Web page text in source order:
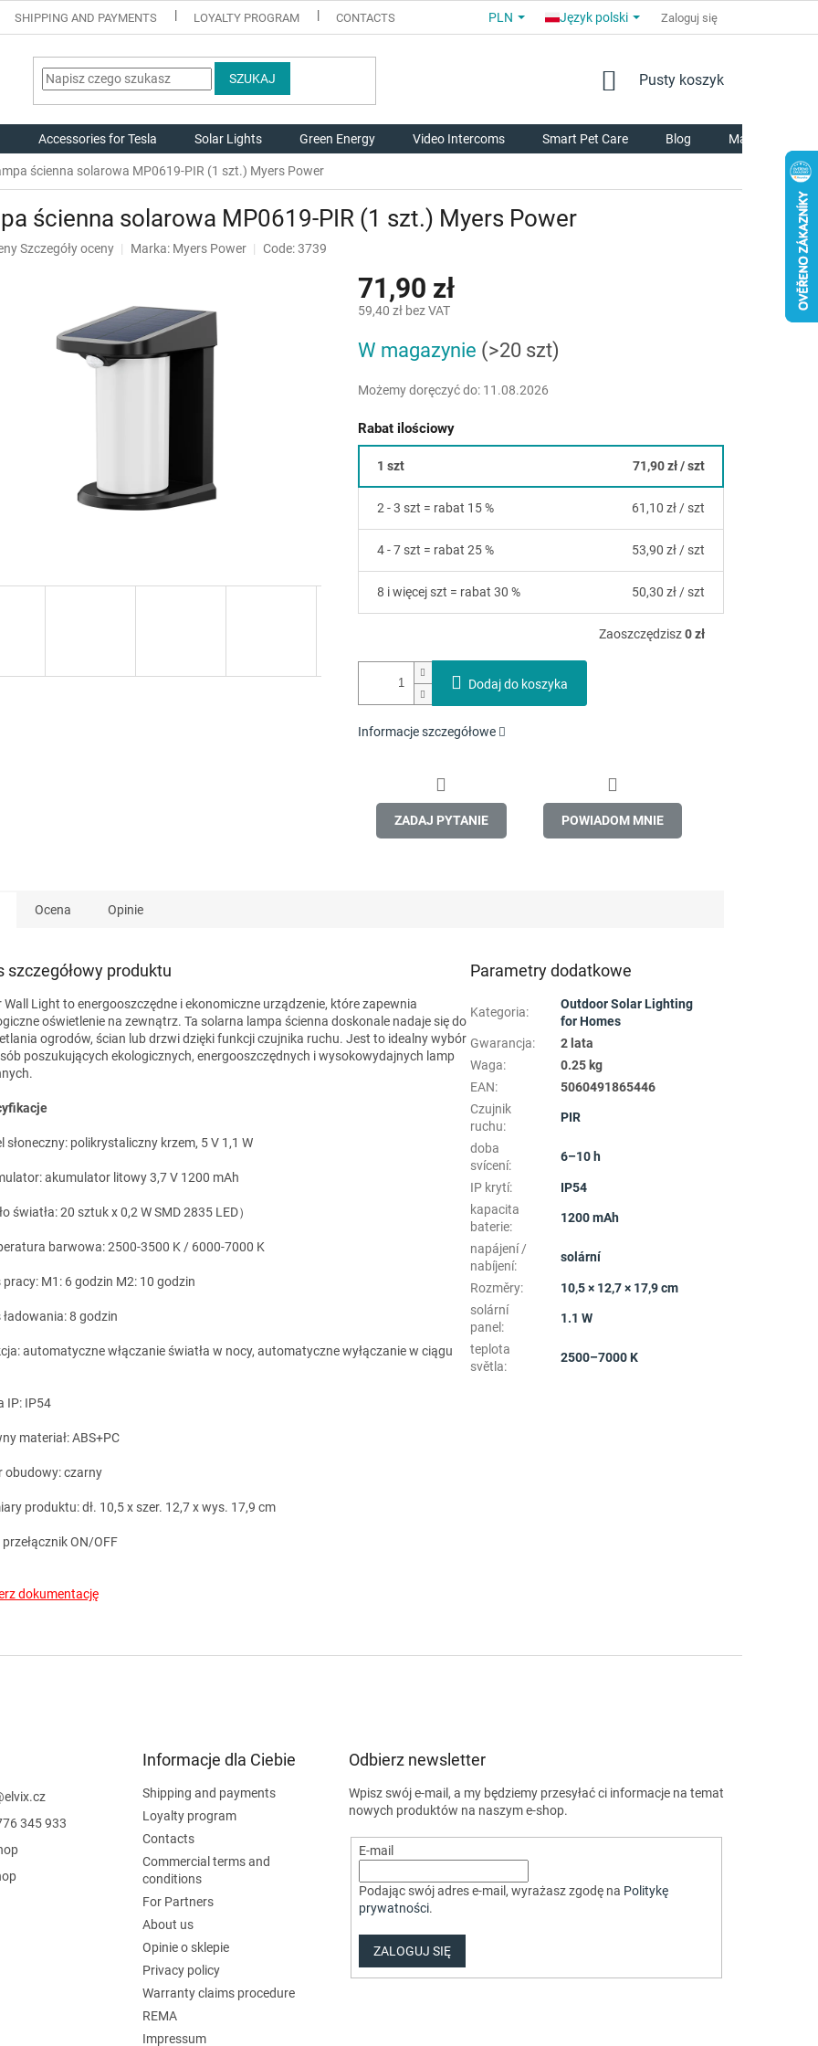
SHIPPING AND PAYMENTS LOYALTY PROGRAM CONTACTS COMMERCIAL TERMS AND CONDITIONS FOR PARTNERS
PLN Język polski Zaloguj się
SZUKAJ KOSZYK
Pusty koszyk
Accessories for Tesla Solar Lights Green Energy Video Intercoms Smart Pet Care Blog Marki
ścienna solarowa MP0619-PIR (1 szt.) Myers Power
ścienna solarowa MP0619-PIR (1 szt.) Myers Power
Szczegóły oceny Marka: Myers Power Code: 3739
71,90 zł
59,40 zł bez VAT
jednostkowa:
W magazynie (>20 szt)
Możemy doręczyć do: 11.08.2026
Rabat ilościowy
1 szt 71,90 zł/ szt
2 - 3 szt = rabat 15 % 61,10 zł / szt
4 - 7 szt = rabat 25 % 53,90 zł / szt
8 i więcej szt = rabat 30 % 50,30 zł / szt
Zaoszczędzisz0 zł
Dodaj do koszyka
Informacje szczegółowe
ZADAJ PYTANIE POWIADOM MNIE
Ocena Opinie
szczegółowy produktu
Wall Light to energooszczędne i ekonomiczne urządzenie, które zapewnia
oświetlenie na zewnątrz. Ta solarna lampa ścienna doskonale nadaje się do
ogrodów, ścian lub drzwi dzięki funkcji czujnika ruchu. Jest to idealny wybór
poszukujących ekologicznych, energooszczędnych i wysokowydajnych lamp
słoneczny: polikrystaliczny krzem, 5 V 1,1 W
akumulator litowy 3,7 V 1200 mAh
światła: 20 sztuk x 0,2 W SMD 2835 LED）
barwowa: 2500-3500 K / 6000-7000 K
pracy: M1: 6 godzin M2: 10 godzin
ładowania: 8 godzin
automatyczne włączanie światła w nocy, automatyczne wyłączanie w ciągu
IP: IP54
materiał: ABS+PC
obudowy: czarny
produktu: dł. 10,5 x szer. 12,7 x wys. 17,9 cm
przełącznik ON/OFF
dokumentację
Parametry dodatkowe
Kategoria:
Outdoor Solar Lighting
for Homes
Gwarancja:
2 lata
Waga:
0.25 kg
EAN:
5060491865446
Czujnik
ruchu:
PIR
doba
svícení:
6–10 h
IP krytí:
IP54
kapacita
baterie:
1200 mAh
napájení /
nabíjení:
solární
Rozměry:
10,5 × 12,7 × 17,9 cm
solární
panel :
1.1 W
teplota
světla:
2500–7000 K
elvix.cz
345 933
Informacje dla Ciebie
Shipping and payments
Loyalty program
Contacts
Commercial terms and
conditions
For Partners
About us
Opinie o sklepie
Privacy policy
Warranty claims procedure
REMA
Impressum
Odbierz newsletter
Wpisz swój e-mail, a my będziemy przesyłać ci informacje na temat
nowych produktów na naszym e-shop.
E-mail
Podając swój adres e-mail, wyrażasz zgodę na Politykę
prywatności.
ZALOGUJ SIĘ